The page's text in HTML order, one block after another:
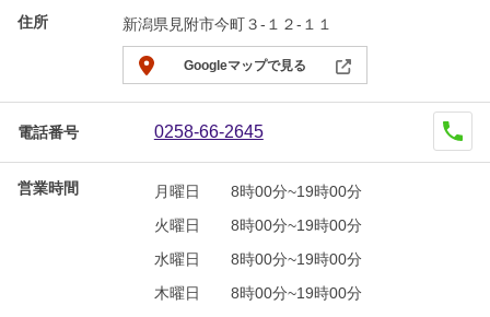
住所 新潟県見附市今町３-１２-１１
Googleマップで見る
電話番号 0258-66-2645
営業時間 月曜日
8時00分~19時00分
火曜日
8時00分~19時00分
水曜日
8時00分~19時00分
木曜日
8時00分~19時00分